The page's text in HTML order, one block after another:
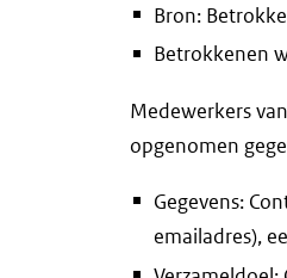
Bron:
Betrokkenen
Medewerkers
opgenomen
Gegevens:
emailadres),